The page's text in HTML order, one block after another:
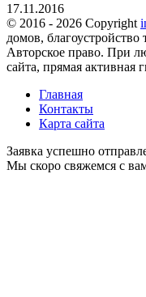
17.11.2016
© 2016 - 2026 Copyright
домов, благоустройство
Авторское право. При
сайта, прямая активная
Главная
Контакты
Карта сайта
Заявка успешно
Мы скоро свяжемся с